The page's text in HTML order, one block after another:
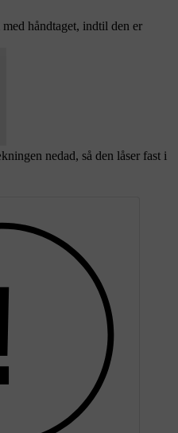
håndtaget, indtil den er
nedad, så den låser fast i